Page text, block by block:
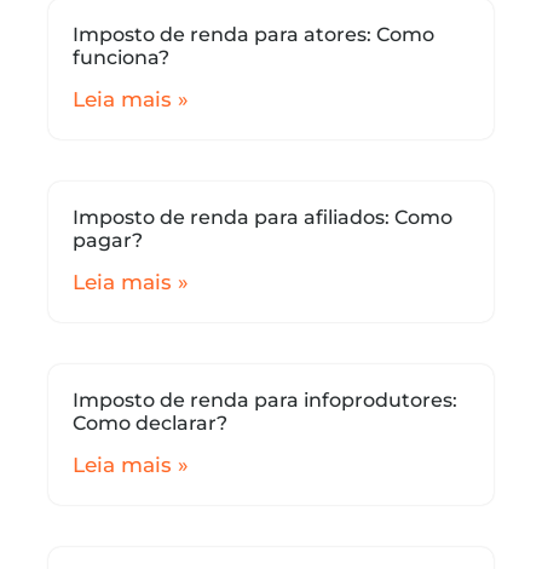
Imposto de renda para atores: Como
funciona?
Leia mais »
Imposto de renda para afiliados: Como
pagar?
Leia mais »
Imposto de renda para infoprodutores:
Como declarar?
Leia mais »